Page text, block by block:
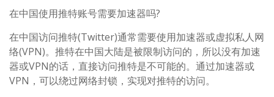
在中国使用推特账号需要加速器吗?
在中国访问推特(Twitter)通常需要使用加速器或虚拟私人网
络(VPN)。推特在中国大陆是被限制访问的，所以没有加速
器或VPN的话，直接访问推特是不可能的。通过加速器或
VPN，可以绕过网络封锁，实现对推特的访问。